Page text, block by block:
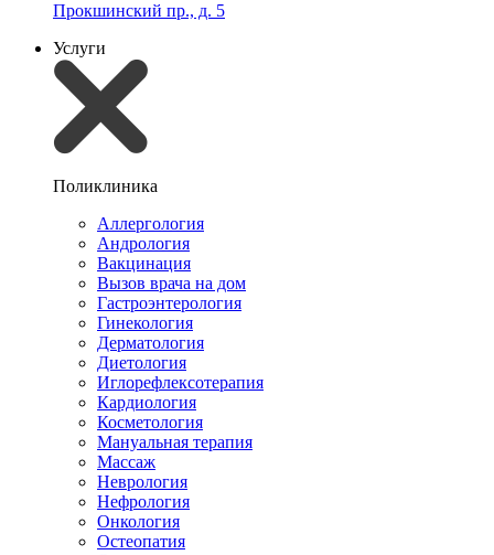
Прокшинский пр., д. 5
Услуги
Поликлиника
Аллергология
Андрология
Вакцинация
Вызов врача на дом
Гастроэнтерология
Гинекология
Дерматология
Диетология
Иглорефлексотерапия
Кардиология
Косметология
Мануальная терапия
Массаж
Неврология
Нефрология
Онкология
Остеопатия